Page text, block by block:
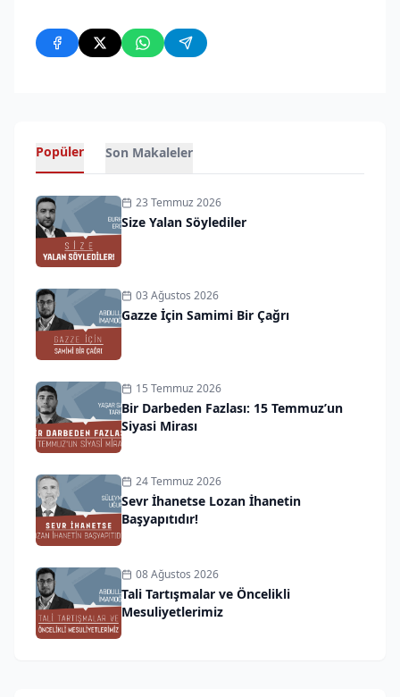
Popüler Son Makaleler
23 Temmuz 2026
Size Yalan Söylediler
03 Ağustos 2026
Gazze İçin Samimi Bir Çağrı
15 Temmuz 2026
Bir Darbeden Fazlası: 15 Temmuz’un
Siyasi Mirası
24 Temmuz 2026
Sevr İhanetse Lozan İhanetin
Başyapıtıdır!
08 Ağustos 2026
Tali Tartışmalar ve Öncelikli
Mesuliyetlerimiz